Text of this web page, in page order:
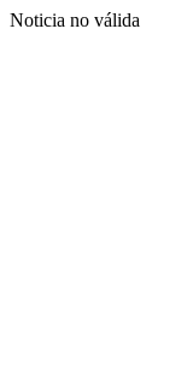
Noticia no válida